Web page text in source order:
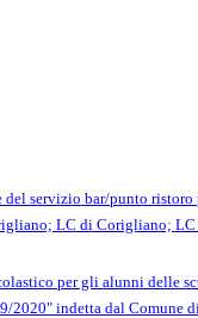
del servizio bar/punto
LC di Corigliano;
per gli alunni delle
2020" indetta dal Comune